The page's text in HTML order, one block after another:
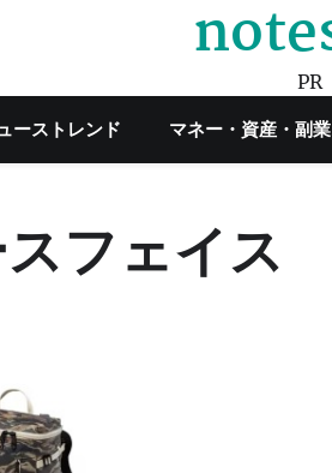
PR
ーストレンド マネー・資産・副業
フェイス